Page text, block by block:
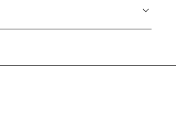
ーツやシャツにも合わせることで着用